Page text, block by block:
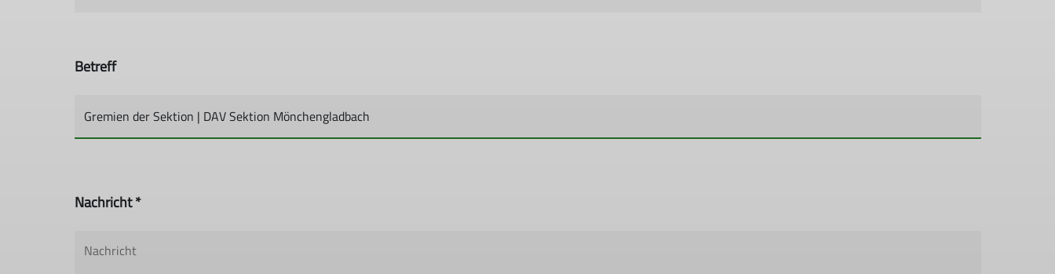
Betreff
Nachricht *